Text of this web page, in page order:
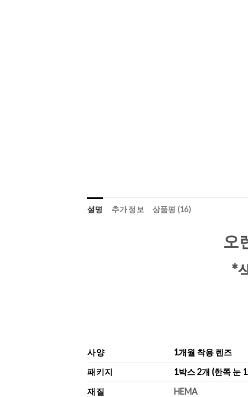
설명 추가 정보 상품평 (16)
오
*
사양
1개월 착용 렌즈
패키지
1박스 2개 (한쪽 눈
재질
HEMA